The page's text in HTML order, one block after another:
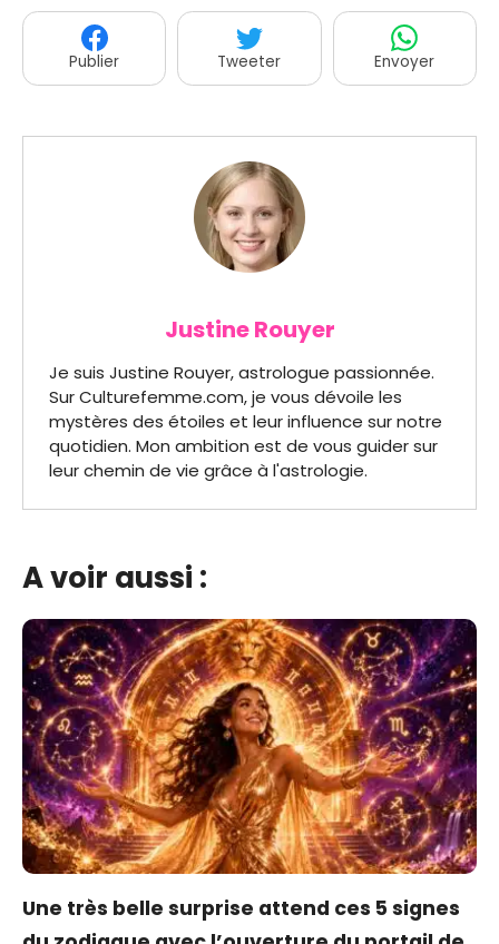
Publier Tweeter Envoyer
Justine Rouyer
Je suis Justine Rouyer, astrologue passionnée.
Sur Culturefemme.com, je vous dévoile les
mystères des étoiles et leur influence sur notre
quotidien. Mon ambition est de vous guider sur
leur chemin de vie grâce à l'astrologie.
A voir aussi :
Une très belle surprise attend ces 5 signes